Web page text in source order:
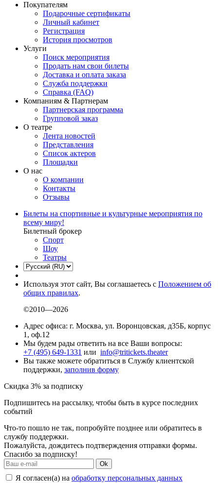
Покупателям
Подарочные сертификаты
Личный кабинет
Регистрация
История просмотров
Услуги
Поиск мероприятия
Продать нам свои билеты
Доставка и оплата заказа
Служба поддержки
Справка (FAQ)
Компаниям & Партнерам
Партнерская программа
Групповой заказ
О театре
Лента новостей
Представления
Список актеров
Площадки
О нас
О компании
Контакты
Отзывы
Билеты на спортивные и культурные мероприятия по
всему миру!
Билетный брокер
Спорт
Шоу
Театры
Используя этот сайт, Вы соглашаетесь с Положением об
общих правилах.
©2010—2026
Адрес офиса: г. Москва, ул. Воронцовская, д35Б, корпус
1, оф.12
Мы будем рады ответить на все Ваши вопросы:
+7 (495) 649-1331 или info@tritickets.theater
Вы также можете обратиться в Службу клиентской
поддержки, заполнив форму
Скидка 3% за подписку
Подпишитесь на рассылку, чтобы быть в курсе последних
событий
Что-то пошло не так, попробуйте позднее или обратитесь в
службу поддержки.
Пожалуйста, дождитесь подтверждения отправки формы.
Спасибо за подписку!
Ok
Я согласен(а) на обработку персональных данных